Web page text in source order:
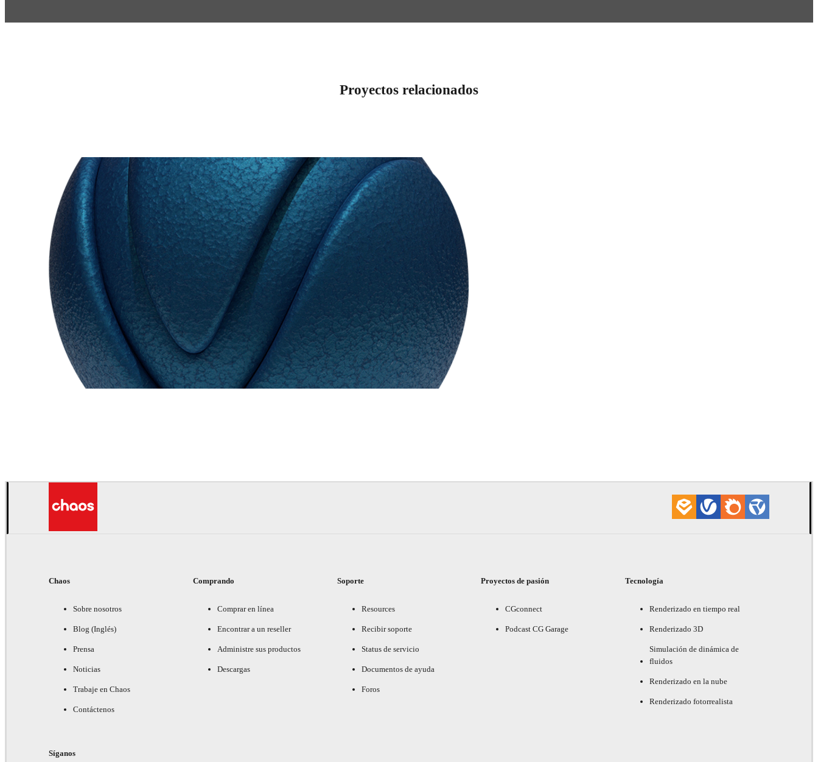
Proyectos relacionados
Chaos
Sobre nosotros
Blog (Inglés)
Prensa
Noticias
Trabaje en Chaos
Contáctenos
Comprando
Comprar en línea
Encontrar a un reseller
Administre sus productos
Descargas
Soporte
Resources
Recibir soporte
Status de servicio
Documentos de ayuda
Foros
Proyectos de pasión
CGconnect
Podcast CG Garage
Tecnología
Renderizado en tiempo real
Renderizado 3D
Simulación de dinámica de
fluidos
Renderizado en la nube
Renderizado fotorrealista
Síganos